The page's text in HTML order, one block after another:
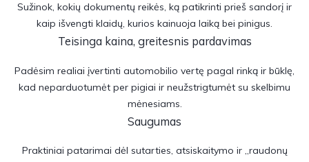
Sužinok, kokių dokumentų reikės, ką patikrinti prieš sandorį ir
kaip išvengti klaidų, kurios kainuoja laiką bei pinigus.
Teisinga kaina, greitesnis pardavimas
Padėsim realiai įvertinti automobilio vertę pagal rinką ir būklę,
kad neparduotumėt per pigiai ir neužstrigtumėt su skelbimu
mėnesiams.
Saugumas
Praktiniai patarimai dėl sutarties, atsiskaitymo ir „raudonų